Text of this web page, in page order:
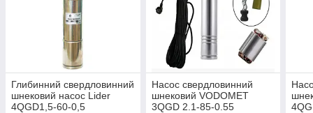
Глибинний свердловинний
шнековий насос Lider
4QGD1,5-60-0,5
Насос свердловинний
шнековий VODOMET
3QGD 2.1-85-0.55